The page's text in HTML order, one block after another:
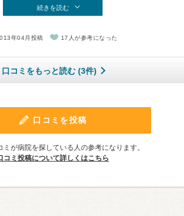
続きを読む
年04月投稿 17人が参考になった
口コミをもっと読む (3件)
口コミを投稿
ミが病院を探している人の参考になります。
コミ投稿について詳しくはこちら